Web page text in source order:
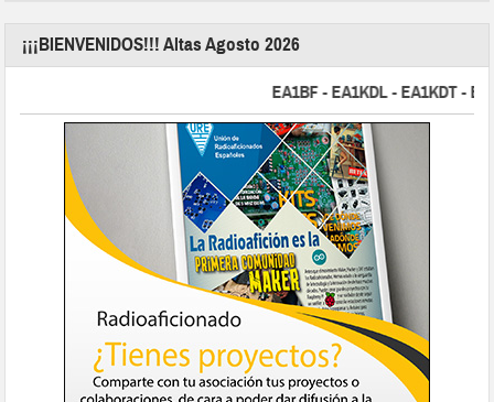
¡¡¡BIENVENIDOS!!! Altas Agosto 2026
EA1BF - EA1KDL - EA1KDT -